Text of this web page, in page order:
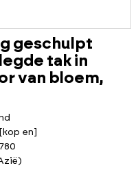
geschulpt
tak in
van bloem,
en]